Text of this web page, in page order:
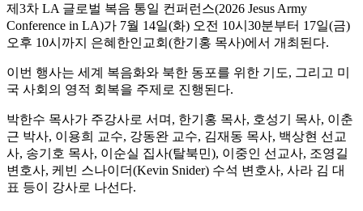
제3차 LA 글로벌 복음 통일 컨퍼런스(2026 Jesus Army
Conference in LA)가 7월 14일(화) 오전 10시30분부터 17일(금)
오후 10시까지 은혜한인교회(한기홍 목사)에서 개최된다.
이번 행사는 세계 복음화와 북한 동포를 위한 기도, 그리고 미
국 사회의 영적 회복을 주제로 진행된다.
박한수 목사가 주강사로 서며, 한기홍 목사, 호성기 목사, 이춘
근 박사, 이용희 교수, 강동완 교수, 김재동 목사, 백상현 선교
사, 송기호 목사, 이순실 집사(탈북민), 이중인 선교사, 조영길
변호사, 케빈 스나이더(Kevin Snider) 수석 변호사, 사라 김 대
표 등이 강사로 나선다.